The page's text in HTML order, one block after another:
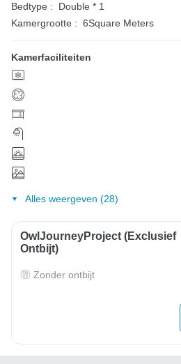
Bedtype :
Double * 1
Kamergrootte : 6Square Meters
Kamerfaciliteiten
Alles weergeven (28)
OwlJourneyProject (exclusief
Ontbijt)
Zonder ontbijt